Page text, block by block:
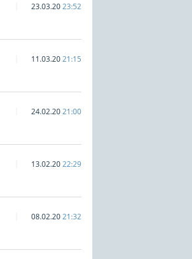
23.03.2023:52
11.03.2021:15
24.02.2021:00
13.02.2022:29
08.02.2021:32